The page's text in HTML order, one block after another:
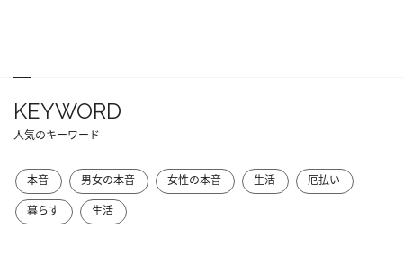
KEYWORD
人気のキーワード
本音 男女の本音 女性の本音 生活
厄払い
暮らす
生活